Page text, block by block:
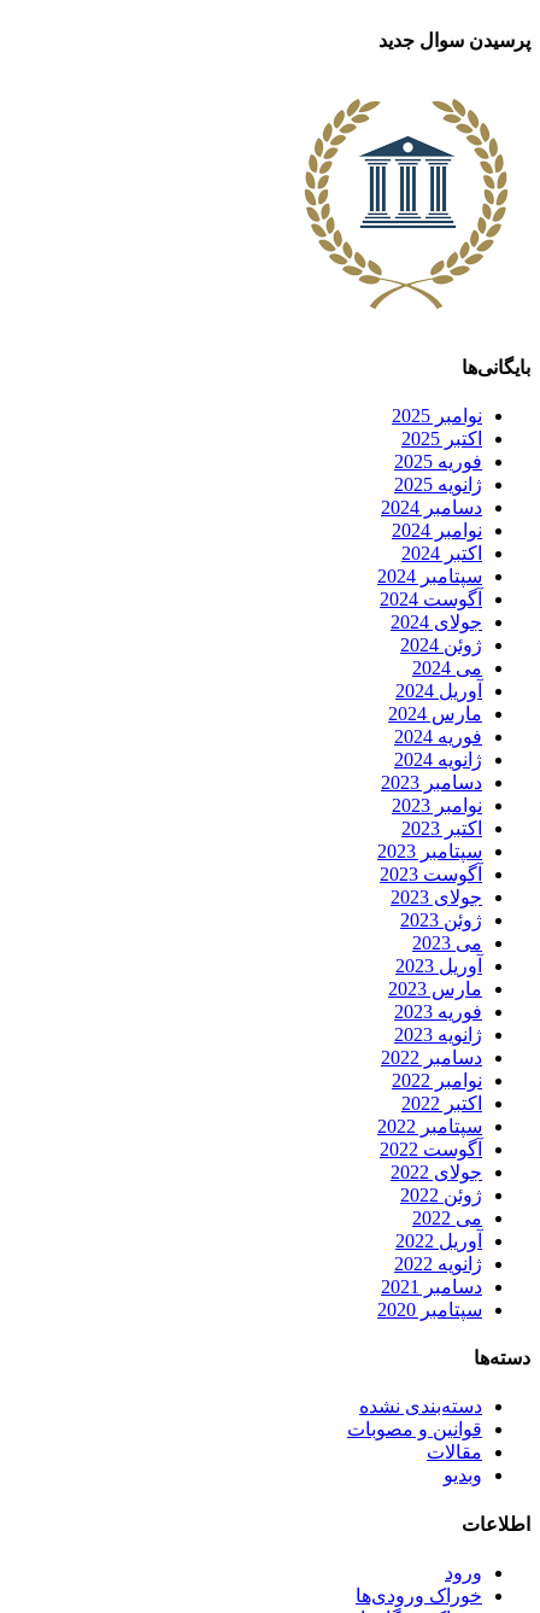
پرسیدن سوال جدید
بایگانی‌ها
نوامبر 2025
اکتبر 2025
فوریه 2025
ژانویه 2025
دسامبر 2024
نوامبر 2024
اکتبر 2024
سپتامبر 2024
آگوست 2024
جولای 2024
ژوئن 2024
می 2024
آوریل 2024
مارس 2024
فوریه 2024
ژانویه 2024
دسامبر 2023
نوامبر 2023
اکتبر 2023
سپتامبر 2023
آگوست 2023
جولای 2023
ژوئن 2023
می 2023
آوریل 2023
مارس 2023
فوریه 2023
ژانویه 2023
دسامبر 2022
نوامبر 2022
اکتبر 2022
سپتامبر 2022
آگوست 2022
جولای 2022
ژوئن 2022
می 2022
آوریل 2022
ژانویه 2022
دسامبر 2021
سپتامبر 2020
دسته‌ها
دسته‌بندی نشده
قوانین و مصوبات
مقالات
وبدیو
اطلاعات
ورود
خوراک ورودی‌ها